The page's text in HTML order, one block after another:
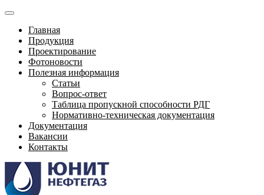
Главная
Продукция
Проектирование
Фотоновости
Полезная информация
Статьи
Вопрос-ответ
Таблица пропускной способности РДГ
Нормативно-техническая документация
Документация
Вакансии
Контакты